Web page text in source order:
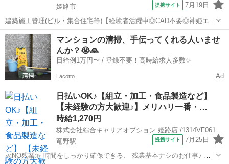
姫路市
提携サイト 7月19日
建築施工管理(ビル・集合住宅等)【経験者活躍中◎CAD不要◎神姫エリ
ア】 姫路～神戸エリアのオフィスビル・マンションリニューアル工事
における建築施工管理です。【仕事内容】 ◇工程管理・品質管理・
安全管理 ◇協力会社との各...
兵庫 姫路市
マンションの清掃、手伝ってくれる人いませ
んか？😭🙏
日給例1万円〜 / 登録不要！高時給求人多数✨
Lacotto Ad
日払いOK♪【組立・加工・食品製造など】
【未経験の方大歓迎♪】メリハリ一番・…
時給1,270円
株式会社綜合キャリアオプション 姫路店 /1314VF0616G58★73-N
竜野駅
提携サイト 7月25日
≪NO残業≫ 時間をしっかり確保できる、 残業基本ナシのお仕事♪ オ